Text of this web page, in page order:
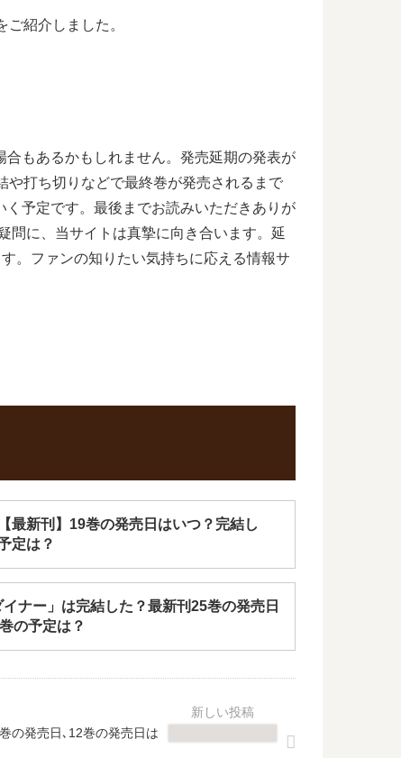
紹介しました。
もあるかもしれません。発売延期の発表が
や打ち切りなどで最終巻が発売されるまで
予定です。最後までお読みいただきありが
問に、当サイトは真摯に向き合います。延
。ファンの知りたい気持ちに応える情報サ
最新刊】19巻の発売日はいつ？完結し
定は？
イナー」は完結した？最新刊25巻の発売日
の予定は？
の発売日､12巻の発売日は